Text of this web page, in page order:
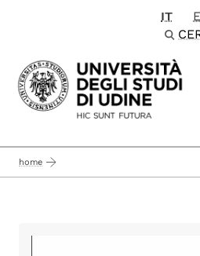
Passa al contenuto
IT
home